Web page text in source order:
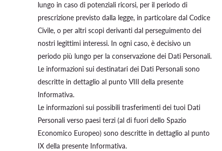
lungo in caso di potenziali ricorsi, per il periodo di
prescrizione previsto dalla legge, in particolare dal Codice
Civile, o per altri scopi derivanti dal perseguimento dei
nostri legittimi interessi. In ogni caso, è decisivo un
periodo più lungo per la conservazione dei Dati Personali.
Le informazioni sui destinatari dei Dati Personali sono
descritte in dettaglio al punto VIII della presente
Informativa.
Le informazioni sui possibili trasferimenti dei tuoi Dati
Personali verso paesi terzi (al di fuori dello Spazio
Economico Europeo) sono descritte in dettaglio al punto
IX della presente Informativa.